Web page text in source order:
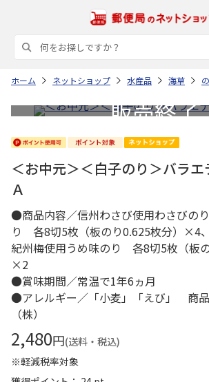
ホーム ネットショップ 水産品 海草
＜お中元＞＜白子のり＞バラ
Ａ
●商品内容／信州わさび使用わさびの
り 各8切5枚（板のり0.625枚分）×4
紀州梅使用うめ味のり 各8切5枚（板の
×2
●賞味期間／常温で1年6ヵ月
●アレルギー／「小麦」「えび」 商
（株）
2,480円(送料・税込)
※軽減税率対象